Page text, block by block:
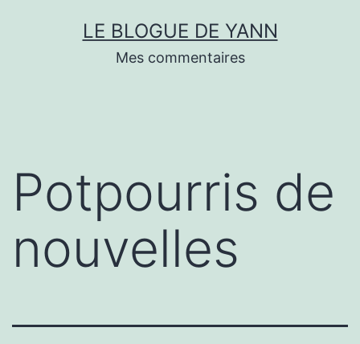
LE BLOGUE DE YANN
Mes commentaires
Potpourris de
nouvelles